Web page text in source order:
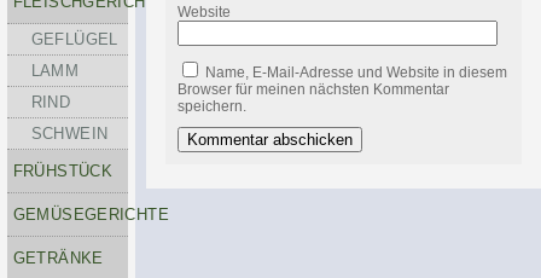
GEFLÜGEL
LAMM
RIND
SCHWEIN
FRÜHSTÜCK
GEMÜSEGERICHTE
GETRÄNKE
Website
Name, E-Mail-Adresse und Website in diesem
Browser für meinen nächsten Kommentar
speichern.